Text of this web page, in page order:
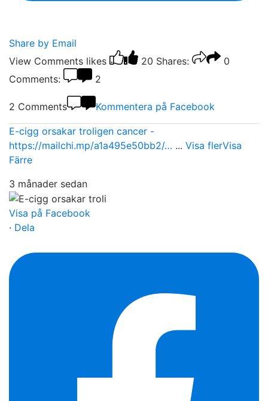
Share by Email
View Comments likes 20 Shares:
0
Comments:
2
2 Comments Kommentera på Facebook
E-cigg orsakar troligen cancer -
https://mailchi.mp/a1a495e50bb2/… ... Visa flerVisa
Färre
3 månader sedan
Visa på Facebook
· Dela